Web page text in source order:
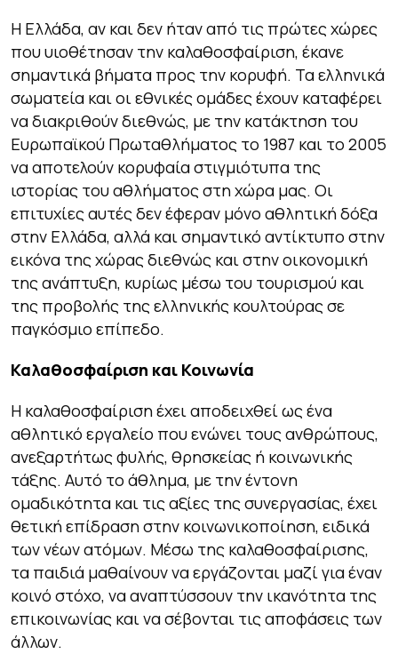
Η Ελλάδα, αν και δεν ήταν από τις πρώτες χώρες
που υιοθέτησαν την καλαθοσφαίριση, έκανε
σημαντικά βήματα προς την κορυφή. Τα ελληνικά
σωματεία και οι εθνικές ομάδες έχουν καταφέρει
να διακριθούν διεθνώς, με την κατάκτηση του
Ευρωπαϊκού Πρωταθλήματος το 1987 και το 2005
να αποτελούν κορυφαία στιγμιότυπα της
ιστορίας του αθλήματος στη χώρα μας. Οι
επιτυχίες αυτές δεν έφεραν μόνο αθλητική δόξα
στην Ελλάδα, αλλά και σημαντικό αντίκτυπο στην
εικόνα της χώρας διεθνώς και στην οικονομική
της ανάπτυξη, κυρίως μέσω του τουρισμού και
της προβολής της ελληνικής κουλτούρας σε
παγκόσμιο επίπεδο.
Καλαθοσφαίριση και Κοινωνία
Η καλαθοσφαίριση έχει αποδειχθεί ως ένα
αθλητικό εργαλείο που ενώνει τους ανθρώπους,
ανεξαρτήτως φυλής, θρησκείας ή κοινωνικής
τάξης. Αυτό το άθλημα, με την έντονη
ομαδικότητα και τις αξίες της συνεργασίας, έχει
θετική επίδραση στην κοινωνικοποίηση, ειδικά
των νέων ατόμων. Μέσω της καλαθοσφαίρισης,
τα παιδιά μαθαίνουν να εργάζονται μαζί για έναν
κοινό στόχο, να αναπτύσσουν την ικανότητα της
επικοινωνίας και να σέβονται τις αποφάσεις των
άλλων.